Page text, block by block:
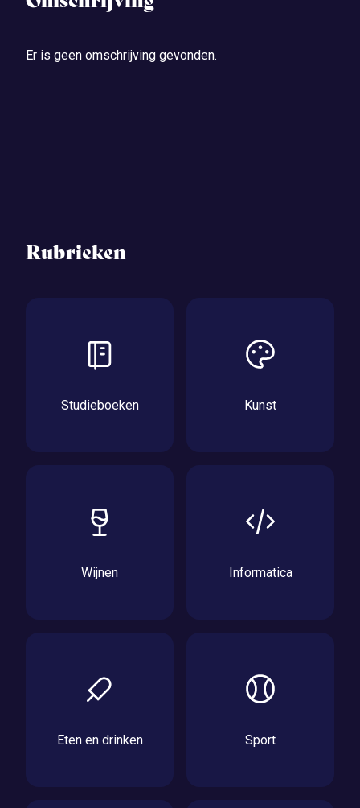
Er is geen omschrijving gevonden.
Rubrieken
Studieboeken Kunst
Wijnen Informatica
Eten en drinken Sport